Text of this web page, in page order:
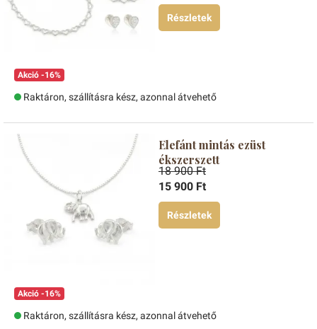
Részletek
Akció -16%
Raktáron, szállításra kész, azonnal átvehető
Elefánt mintás ezüst
ékszerszett
18 900 Ft
15 900 Ft
Részletek
Akció -16%
Raktáron, szállításra kész, azonnal átvehető